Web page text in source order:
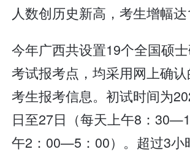
人数创历史新高，考生增幅达
今年广西共设置19个全国硕
考试报考点，均采用网上确
考生报考信息。初试时间为
日至27日（每天上午8：
午2：00—5：00）。超过3小